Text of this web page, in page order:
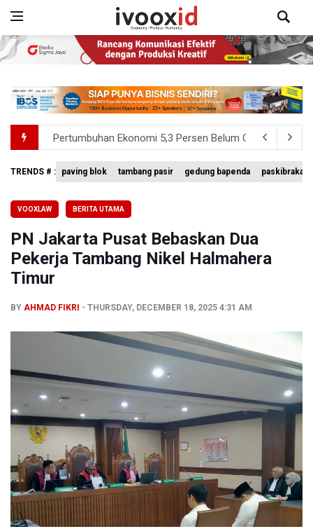
Pertumbuhan Ekonomi 5,3 Persen Belum Cukup
Anggota DPR Desak Polisi Usut Tuntas Temuan
Kemensos Targetkan 150 Ribu Siswa Masuk Program
Pemprov DKI Jakarta Pastikan Data Pajak dan Aset
TRENDS # : paving blok tambang pasir gedung bapenda paskibraka
VOOXLAW BERITA UTAMA
PN Jakarta Pusat Bebaskan Dua
Pekerja Tambang Nikel Halmahera
Timur
BY AHMAD FIKRI THURSDAY, DECEMBER 18, 2025 4:31 AM